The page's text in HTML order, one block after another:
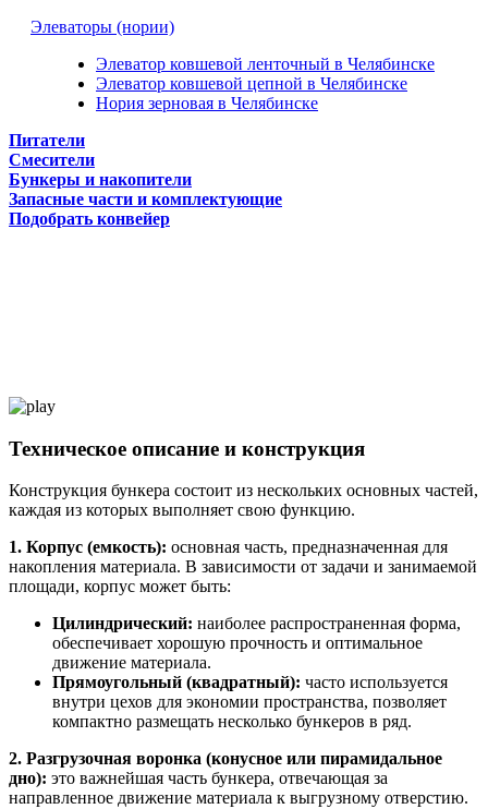
Элеваторы (нории)
Элеватор ковшевой ленточный в Челябинске
Элеватор ковшевой цепной в Челябинске
Нория зерновая в Челябинске
Питатели
Смесители
Бункеры и накопители
Запасные части и комплектующие
Подобрать конвейер
Техническое описание и конструкция
Конструкция бункера состоит из нескольких основных частей,
каждая из которых выполняет свою функцию.
1. Корпус (емкость): основная часть, предназначенная для
накопления материала. В зависимости от задачи и занимаемой
площади, корпус может быть:
Цилиндрический: наиболее распространенная форма,
обеспечивает хорошую прочность и оптимальное
движение материала.
Прямоугольный (квадратный): часто используется
внутри цехов для экономии пространства, позволяет
компактно размещать несколько бункеров в ряд.
2. Разгрузочная воронка (конусное или пирамидальное
дно): это важнейшая часть бункера, отвечающая за
направленное движение материала к выгрузному отверстию.